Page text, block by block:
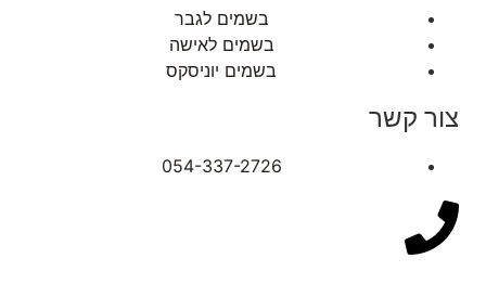
בשמים לגבר
בשמים לאישה
בשמים יוניסקס
צור קשר
054-337-2726